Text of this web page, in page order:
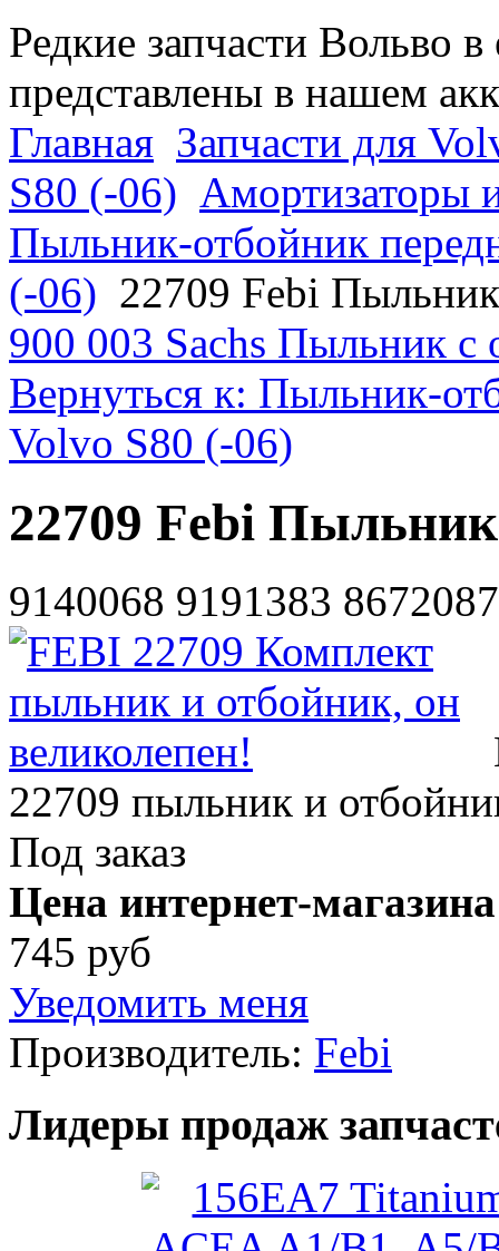
Редкие запчасти Вольво
представлены в нашем
Главная Запчасти для
S80 (-06) Амортизаторы
Пыльник-отбойник
(-06) 22709 Febi
900 003 Sachs Пыльник с
Вернуться к: Пыльник-
Volvo S80 (-06)
22709 Febi
9140068 9191383
22709 пыльник и
Под заказ
Цена интернет-
745 руб
Уведомить меня
Производитель: Febi
Лидеры продаж